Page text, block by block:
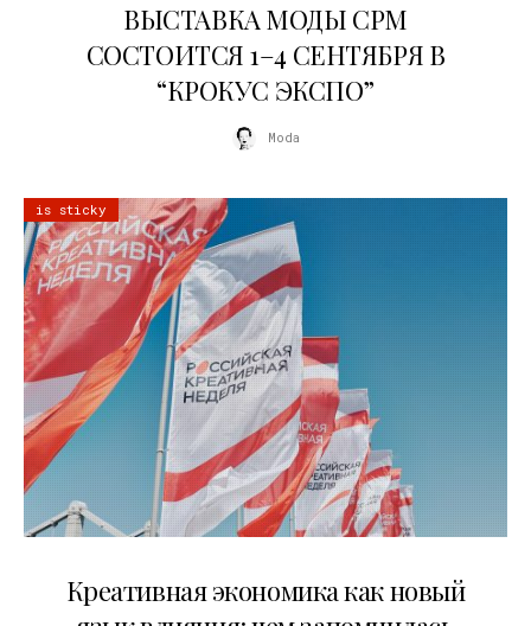
ВЫСТАВКА МОДЫ CPM
СОСТОИТСЯ 1–4 СЕНТЯБРЯ В
“КРОКУС ЭКСПО”
Moda
is sticky
Креативная экономика как новый